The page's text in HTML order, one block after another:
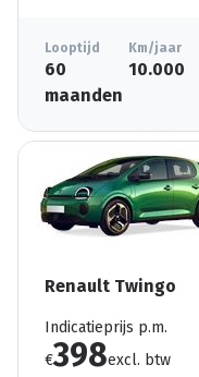
Looptijd
60
maanden
Km/jaar
10.000
Renault Twingo
Indicatieprijs p.m.
€398excl. btw